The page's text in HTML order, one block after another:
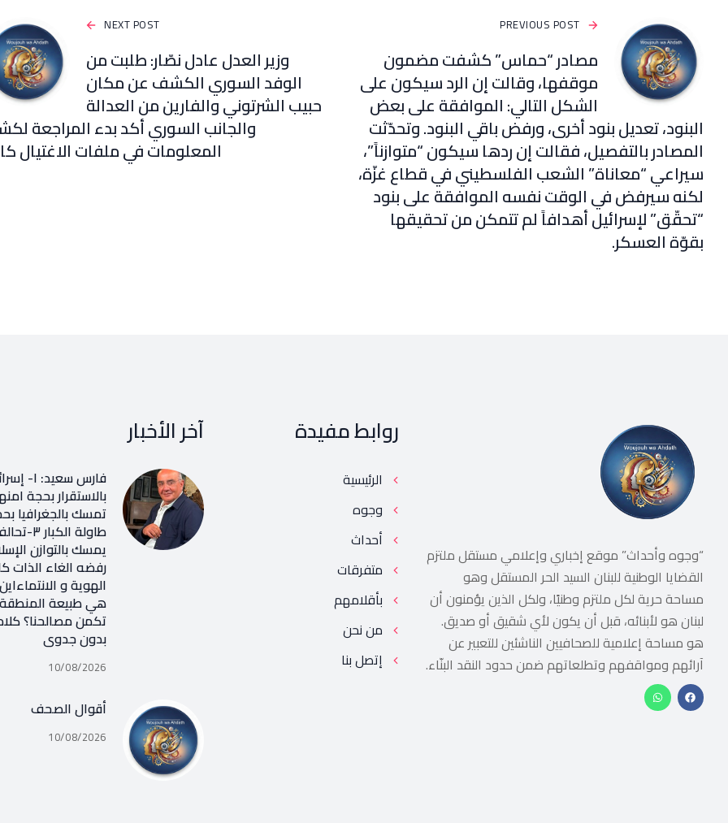
PREVIOUS POST
مصادر “حماس” كشفت مضمون
موقفها، وقالت إن الرد سيكون على
الشكل التالي: الموافقة على بعض
البنود، تعديل بنود أخرى، ورفض باقي البنود. وتحدّثت
المصادر بالتفصيل، فقالت إن ردها سيكون “متوازناً”،
سيراعي “معاناة” الشعب الفلسطيني في قطاع غزّة،
لكنه سيرفض في الوقت نفسه الموافقة على بنود
“تحقّق” لإسرائيل أهدافاً لم تتمكن من تحقيقها
بقوّة العسكر.
NEXT POST
وزير العدل عادل نصّار: طلبت من
الوفد السوري الكشف عن مكان
حبيب الشرتوني والفارين من العدالة
والجانب السوري أكد بدء المراجعة
المعلومات في ملفات الاغتيال
“وجوه وأحداث” موقع إخباري وإعلامي مستقل ملتزم
القضايا الوطنية للبنان السيد الحر المستقل وهو
مساحة حرية لكل ملتزم وطنيًا، ولكل الذين يؤمنون أن
لبنان هو لأبنائه، قبل أن يكون لأي شقيق أو صديق.
هو مساحة إعلامية للصحافيين الناشئين للتعبير عن
آرائهم ومواقفهم وتطلعاتهم ضمن حدود النقد البنّاء.
روابط مفيدة
الرئيسية
وجوه
أحداث
متفرقات
بأقلامهم
من نحن
إتصل بنا
آخر الأخبار
فارس
تمسك بالجغرافيا
طاولة
يمسك بالتوازن
رفضه الغاء الذات
الهوية و
هي طبيعة المنطقة
تكمن مصالحنا؟
بدون جدوى
10/08/2026
أقوال الصحف
10/08/2026